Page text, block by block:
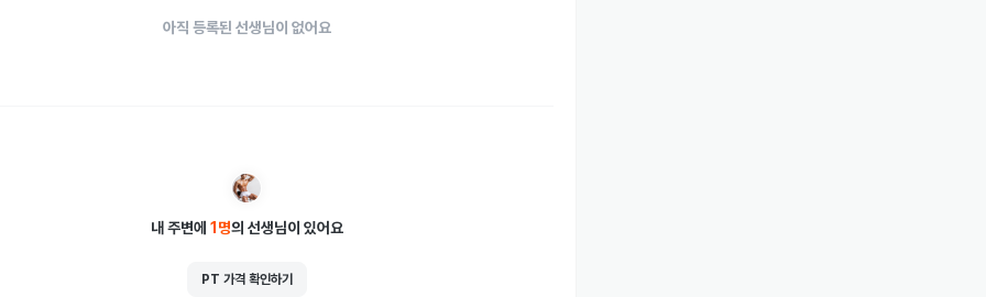
아직 등록된 선생님이 없어요
내 주변에 1 명의 선생님이 있어요
PT 가격 확인하기